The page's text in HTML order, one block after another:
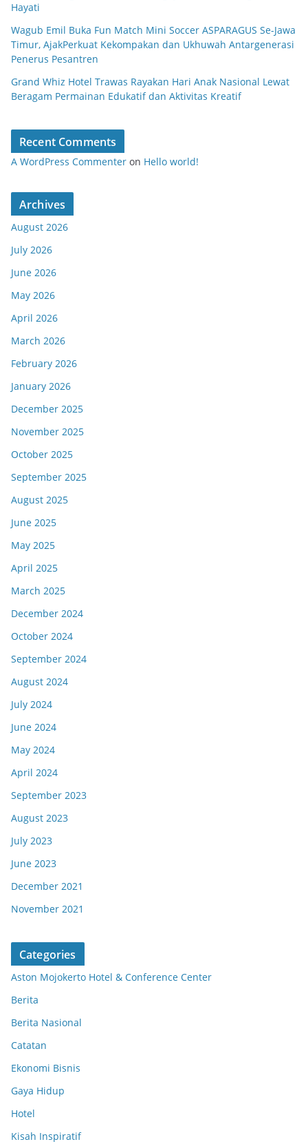
Hayati
Wagub Emil Buka Fun Match Mini Soccer ASPARAGUS Se-Jawa
Timur, AjakPerkuat Kekompakan dan Ukhuwah Antargenerasi
Penerus Pesantren
Grand Whiz Hotel Trawas Rayakan Hari Anak Nasional Lewat
Beragam Permainan Edukatif dan Aktivitas Kreatif
Recent Comments
A WordPress Commenter on Hello world!
Archives
August 2026
July 2026
June 2026
May 2026
April 2026
March 2026
February 2026
January 2026
December 2025
November 2025
October 2025
September 2025
August 2025
June 2025
May 2025
April 2025
March 2025
December 2024
October 2024
September 2024
August 2024
July 2024
June 2024
May 2024
April 2024
September 2023
August 2023
July 2023
June 2023
December 2021
November 2021
Categories
Aston Mojokerto Hotel & Conference Center
Berita
Berita Nasional
Catatan
Ekonomi Bisnis
Gaya Hidup
Hotel
Kisah Inspiratif